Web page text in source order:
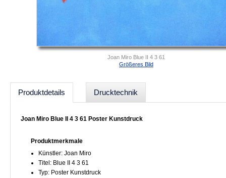
Joan Miro Blue II 4 3 61
Größeres Bild
Produktdetails Drucktechnik
Joan Miro Blue II 4 3 61 Poster Kunstdruck
Produktmerkmale
Künstler: Joan Miro
Titel: Blue II 4 3 61
Typ: Poster Kunstdruck